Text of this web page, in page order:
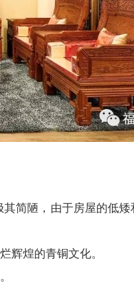
简陋，由于房屋的低矮
煌的青铜文化。